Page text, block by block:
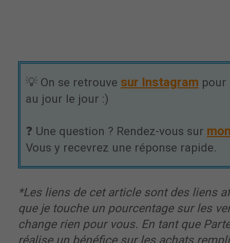
💡 On se retrouve sur Instagram pour
au jour le jour :)
❓ Une question ? Rendez-vous sur
Vous y recevrez une réponse rapide.
*Les liens de cet article sont des liens
que je touche un pourcentage sur les
change rien pour vous. En tant que
réalise un bénéfice sur les achats